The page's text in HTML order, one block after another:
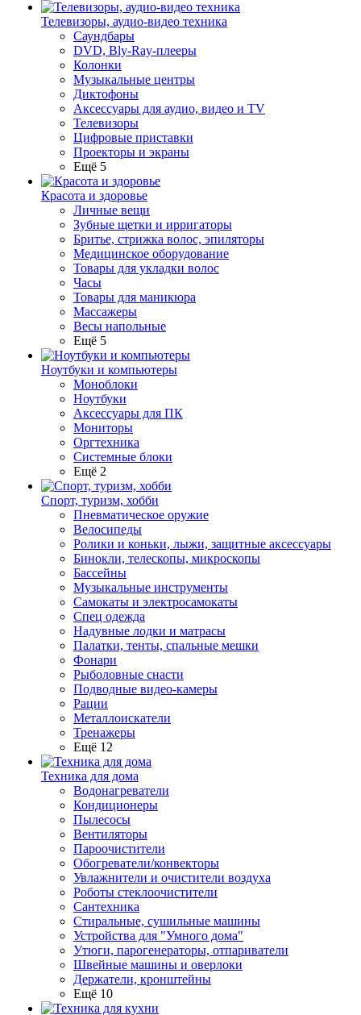
Телевизоры, аудио-видео техника
Саундбары
DVD, Bly-Ray-плееры
Колонки
Музыкальные центры
Диктофоны
Аксессуары для аудио, видео и TV
Телевизоры
Цифровые приставки
Проекторы и экраны
Ещё 5
Красота и здоровье
Личные вещи
Зубные щетки и ирригаторы
Бритье, стрижка волос, эпиляторы
Медицинское оборудование
Товары для укладки волос
Часы
Товары для маникюра
Массажеры
Весы напольные
Ещё 5
Ноутбуки и компьютеры
Моноблоки
Ноутбуки
Аксессуары для ПК
Мониторы
Оргтехника
Системные блоки
Ещё 2
Спорт, туризм, хобби
Пневматическое оружие
Велосипеды
Ролики и коньки, лыжи, защитные аксессуары
Бинокли, телескопы, микроскопы
Бассейны
Музыкальные инструменты
Самокаты и электросамокаты
Спец одежда
Надувные лодки и матрасы
Палатки, тенты, спальные мешки
Фонари
Рыболовные снасти
Подводные видео-камеры
Рации
Металлоискатели
Тренажеры
Ещё 12
Техника для дома
Водонагреватели
Кондиционеры
Пылесосы
Вентиляторы
Пароочистители
Обогреватели/конвекторы
Увлажнители и очистители воздуха
Роботы стеклоочистители
Сантехника
Стиральные, сушильные машины
Устройства для "Умного дома"
Утюги, парогенераторы, отпариватели
Швейные машины и оверлоки
Держатели, кронштейны
Ещё 10